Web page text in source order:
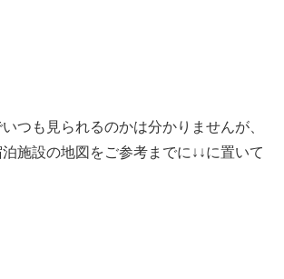
つも見られるのかは分かりませんが、
施設の地図をご参考までに↓↓に置いて